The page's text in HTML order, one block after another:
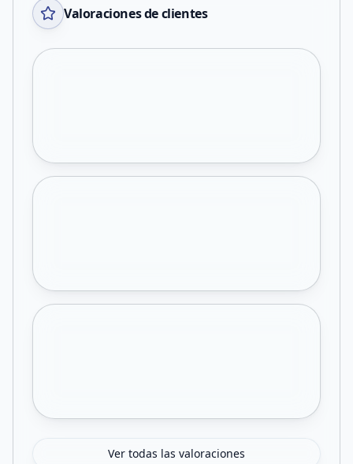
Valoraciones de clientes
Ver todas las valoraciones